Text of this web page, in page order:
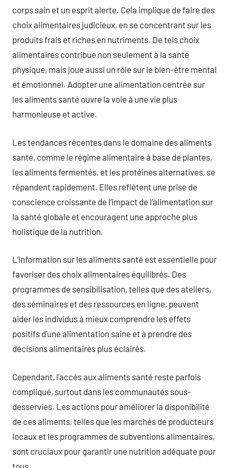
corps sain et un esprit alerte. Cela implique de faire des
choix alimentaires judicieux, en se concentrant sur les
produits frais et riches en nutriments. De tels choix
alimentaires contribue non seulement à la santé
physique, mais joue aussi un rôle sur le bien-être mental
et émotionnel. Adopter une alimentation centrée sur
les aliments santé ouvre la voie à une vie plus
harmonieuse et active.
Les tendances récentes dans le domaine des aliments
santé, comme le régime alimentaire à base de plantes,
les aliments fermentés, et les protéines alternatives, se
répandent rapidement. Elles reflètent une prise de
conscience croissante de l’impact de l’alimentation sur
la santé globale et encouragent une approche plus
holistique de la nutrition.
L’information sur les aliments santé est essentielle pour
favoriser des choix alimentaires équilibrés. Des
programmes de sensibilisation, telles que des ateliers,
des séminaires et des ressources en ligne, peuvent
aider les individus à mieux comprendre les effets
positifs d’une alimentation saine et à prendre des
décisions alimentaires plus éclairés.
Cependant, l’accès aux aliments santé reste parfois
compliqué, surtout dans les communautés sous-
desservies. Les actions pour améliorer la disponibilité
de ces aliments, telles que les marchés de producteurs
locaux et les programmes de subventions alimentaires,
sont cruciaux pour garantir une nutrition adéquate pour
tous.